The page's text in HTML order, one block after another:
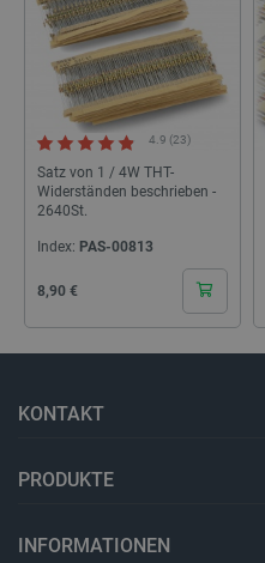
4.9 (23)
Satz von 1 / 4W THT-
Widerständen beschrieben -
2640St.
Index: PAS-00813
Cena
8,90 €
KONTAKT
PRODUKTE
INFORMATIONEN
LaSID
_smvs